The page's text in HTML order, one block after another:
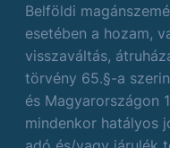
Belföldi
esetében a hozam,
visszaváltás,
törvény 65.§-a
és Magyarországon
mindenkor hatályos